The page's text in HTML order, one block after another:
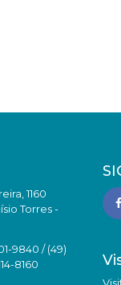
1160
Torres -
9840 / (49)
8160